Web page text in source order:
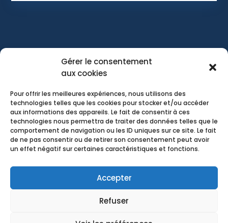
Gérer le consentement
aux cookies
Pour offrir les meilleures expériences, nous utilisons des
technologies telles que les cookies pour stocker et/ou accéder
aux informations des appareils. Le fait de consentir à ces
technologies nous permettra de traiter des données telles que le
comportement de navigation ou les ID uniques sur ce site. Le fait
de ne pas consentir ou de retirer son consentement peut avoir
un effet négatif sur certaines caractéristiques et fonctions.
Accepter
Refuser
Faites confiance à l’équipe d’Atmos Énergie
pour tous vos projet énergétiques,
contactez-nous pour une étude personnalisé
par nos expert.